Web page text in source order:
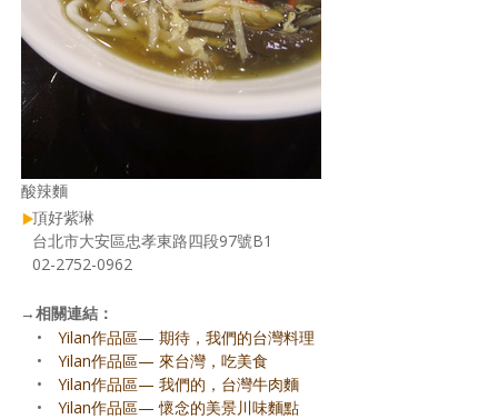
酸辣麵
頂好紫琳
台北市大安區忠孝東路四段97號B1
02-2752-0962
→相關連結：
•
Yilan作品區— 期待，我們的台灣料理
•
Yilan作品區— 來台灣，吃美食
•
Yilan作品區— 我們的，台灣牛肉麵
•
Yilan作品區— 懷念的美景川味麵點